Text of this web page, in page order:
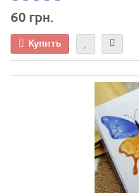
60 грн.
Купить